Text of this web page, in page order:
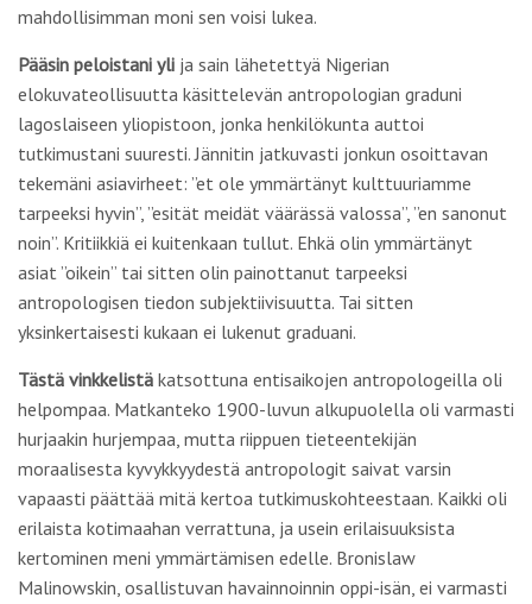
mahdollisimman moni sen voisi lukea.
Pääsin peloistani yli ja sain lähetettyä Nigerian
elokuvateollisuutta käsittelevän antropologian graduni
lagoslaiseen yliopistoon, jonka henkilökunta auttoi
tutkimustani suuresti. Jännitin jatkuvasti jonkun osoittavan
tekemäni asiavirheet: ”et ole ymmärtänyt kulttuuriamme
tarpeeksi hyvin”, ”esität meidät väärässä valossa”, ”en sanonut
noin”. Kritiikkiä ei kuitenkaan tullut. Ehkä olin ymmärtänyt
asiat ”oikein” tai sitten olin painottanut tarpeeksi
antropologisen tiedon subjektiivisuutta. Tai sitten
yksinkertaisesti kukaan ei lukenut graduani.
Tästä vinkkelistä katsottuna entisaikojen antropologeilla oli
helpompaa. Matkanteko 1900-luvun alkupuolella oli varmasti
hurjaakin hurjempaa, mutta riippuen tieteentekijän
moraalisesta kyvykkyydestä antropologit saivat varsin
vapaasti päättää mitä kertoa tutkimuskohteestaan. Kaikki oli
erilaista kotimaahan verrattuna, ja usein erilaisuuksista
kertominen meni ymmärtämisen edelle. Bronislaw
Malinowskin, osallistuvan havainnoinnin oppi-isän, ei varmasti